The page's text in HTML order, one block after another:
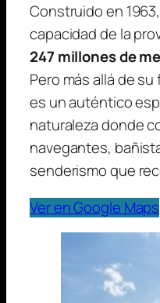
Construido en
capacidad de la
247 millones de
Pero más allá de
es un auténtico
naturaleza donde
navegantes,
senderismo que
Ver en Google Maps